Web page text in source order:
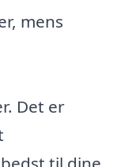
mens
Det er